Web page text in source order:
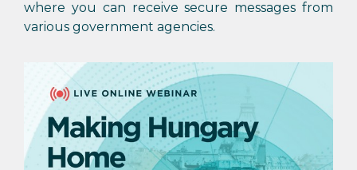
where you can receive secure messages from
various government agencies.